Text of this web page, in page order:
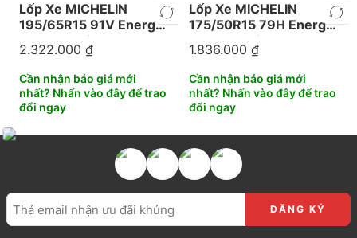
Lốp Xe MICHELIN
195/65R15 91V Energy
XM 2+ Thailand
2.322.000 ₫
Cần nhận báo giá mới
nhất? Nhấn vào đây để trao
đổi ngay
Lốp Xe MICHELIN
175/50R15 79H Energy
XM 2+ Thailand
1.836.000 ₫
Cần nhận báo giá mới
nhất? Nhấn vào đây để trao
đổi ngay